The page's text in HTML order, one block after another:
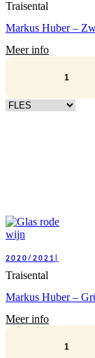
Traisental
Markus Huber –
Meer info
Kies verpakking
2020/2021|
Traisental
Markus Huber –
Meer info